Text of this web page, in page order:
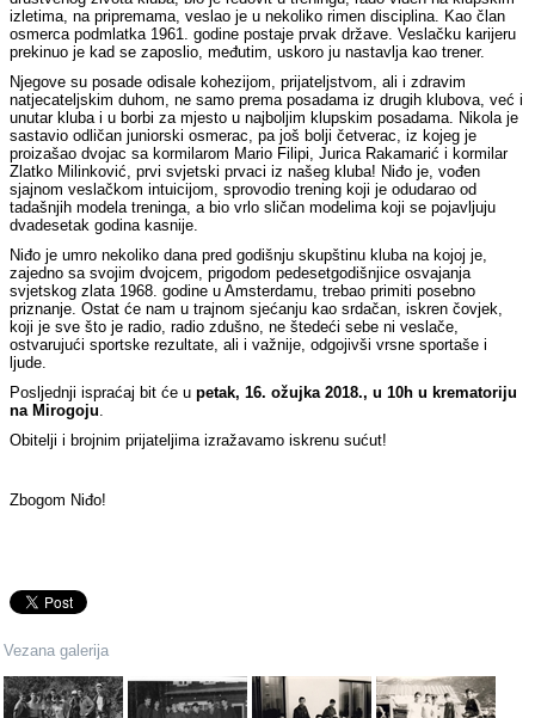
izletima, na pripremama, veslao je u nekoliko rimen disciplina. Kao član
osmerca podmlatka 1961. godine postaje prvak države. Veslačku karijeru
prekinuo je kad se zaposlio, međutim, uskoro ju nastavlja kao trener.
Njegove su posade odisale kohezijom, prijateljstvom, ali i zdravim
natjecateljskim duhom, ne samo prema posadama iz drugih klubova, već i
unutar kluba i u borbi za mjesto u najboljim klupskim posadama. Nikola je
sastavio odličan juniorski osmerac, pa još bolji četverac, iz kojeg je
proizašao dvojac sa kormilarom Mario Filipi, Jurica Rakamarić i kormilar
Zlatko Milinković, prvi svjetski prvaci iz našeg kluba! Niđo je, vođen
sjajnom veslačkom intuicijom, sprovodio trening koji je odudarao od
tadašnjih modela treninga, a bio vrlo sličan modelima koji se pojavljuju
dvadesetak godina kasnije.
Niđo je umro nekoliko dana pred godišnju skupštinu kluba na kojoj je,
zajedno sa svojim dvojcem, prigodom pedesetgodišnjice osvajanja
svjetskog zlata 1968. godine u Amsterdamu, trebao primiti posebno
priznanje. Ostat će nam u trajnom sjećanju kao srdačan, iskren čovjek,
koji je sve što je radio, radio zdušno, ne štedeći sebe ni veslače,
ostvarujući sportske rezultate, ali i važnije, odgojivši vrsne sportaše i
ljude.
Posljednji ispraćaj bit će u petak, 16. ožujka 2018., u 10h u krematoriju
na Mirogoju.
Obitelji i brojnim prijateljima izražavamo iskrenu sućut!
Zbogom Niđo!
Vezana galerija